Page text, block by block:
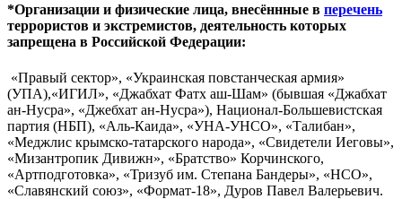
*Организации и физические лица, внесённные в перечень
террористов и экстремистов, деятельность которых
запрещена в Российской Федерации:
«Правый сектор», «Украинская повстанческая армия»
(УПА),«ИГИЛ», «Джабхат Фатх аш-Шам» (бывшая «Джабхат
ан-Нусра», «Джебхат ан-Нусра»), Национал-Большевистская
партия (НБП), «Аль-Каида», «УНА-УНСО», «Талибан»,
«Меджлис крымско-татарского народа», «Свидетели Иеговы»,
«Мизантропик Дивижн», «Братство» Корчинского,
«Артподготовка», «Тризуб им. Степана Бандеры», «НСО»,
«Славянский союз», «Формат-18», Дуров Павел Валерьевич.